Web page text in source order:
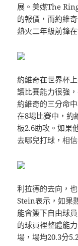
展。美媒The
的報價，而約維
熱火二年級前鋒
約維奇在世界杯
讀比賽能力很強
約維奇的三分命
在8場比賽中，約
板2.6助攻。如果
去哪兒打球，相
利拉德的去向，
Stein表示，如果
能會簽下自由球
的球員裡整體能
場，場均20.3分